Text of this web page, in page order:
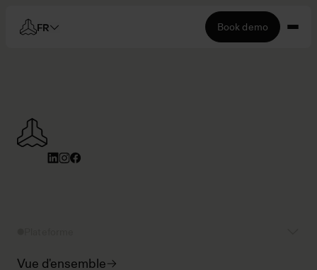
FR Book demo
Vue d'ensemble